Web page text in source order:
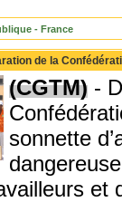
- France
de la
(CGTM) -
sonnette
et